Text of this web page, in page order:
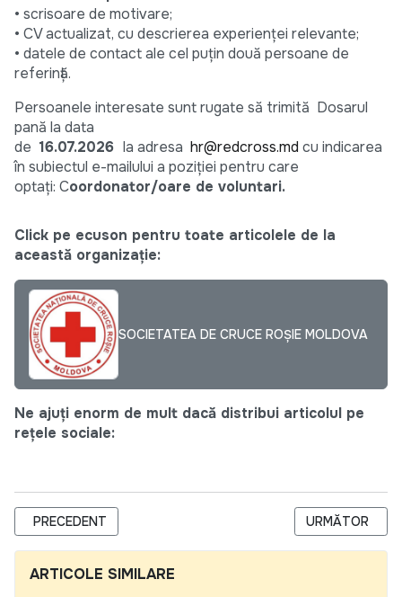
• scrisoare de motivare;
• CV actualizat, cu descrierea experienței relevante;
• datele de contact ale cel puțin două persoane de
referință.
Persoanele interesate sunt rugate să trimită Dosarul
pană la data
de 16.07.2026 la adresa hr@redcross.md cu indicarea
în subiectul e-mailului a poziției pentru care
optați: Coordonator/oare de voluntari.
Click pe ecuson pentru toate articolele de la
această organizație:
SOCIETATEA DE CRUCE ROȘIE MOLDOVA
Ne ajuți enorm de mult dacă distribui articolul pe
rețele sociale:
ARTICOL PRECEDENT: MANAGER SERVICIU SOCIAL
PRECEDENT ARTICOLUL
URMĂTOR
ARTICOLE SIMILARE